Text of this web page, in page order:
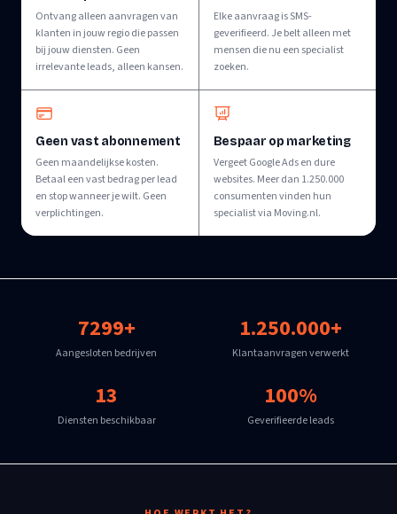
Ontvang alleen aanvragen van
klanten in jouw regio die passen
bij jouw diensten. Geen
irrelevante leads, alleen kansen.
Elke aanvraag is SMS-
geverifieerd. Je belt alleen met
mensen die nu een specialist
zoeken.
Geen vast abonnement
Geen maandelijkse kosten.
Betaal een vast bedrag per lead
en stop wanneer je wilt. Geen
verplichtingen.
Bespaar op marketing
Vergeet Google Ads en dure
websites. Meer dan 1.250.000
consumenten vinden hun
specialist via Moving.nl.
7299+
Aangesloten bedrijven
1.250.000+
Klantaanvragen verwerkt
13
Diensten beschikbaar
100%
Geverifieerde leads